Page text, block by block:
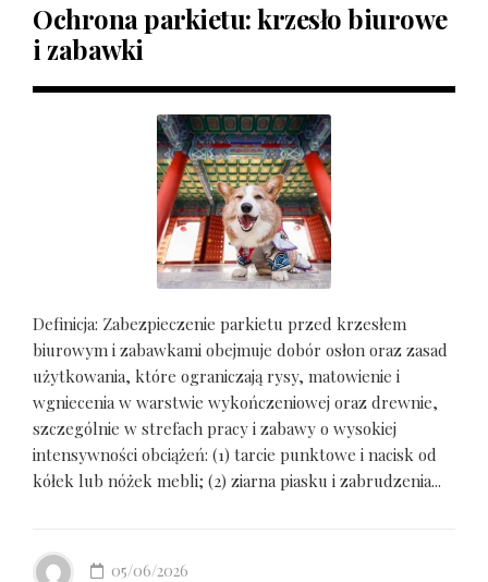
Ochrona parkietu: krzesło biurowe
i zabawki
Definicja: Zabezpieczenie parkietu przed krzesłem
biurowym i zabawkami obejmuje dobór osłon oraz zasad
użytkowania, które ograniczają rysy, matowienie i
wgniecenia w warstwie wykończeniowej oraz drewnie,
szczególnie w strefach pracy i zabawy o wysokiej
intensywności obciążeń: (1) tarcie punktowe i nacisk od
kółek lub nóżek mebli; (2) ziarna piasku i zabrudzenia...
05/06/2026